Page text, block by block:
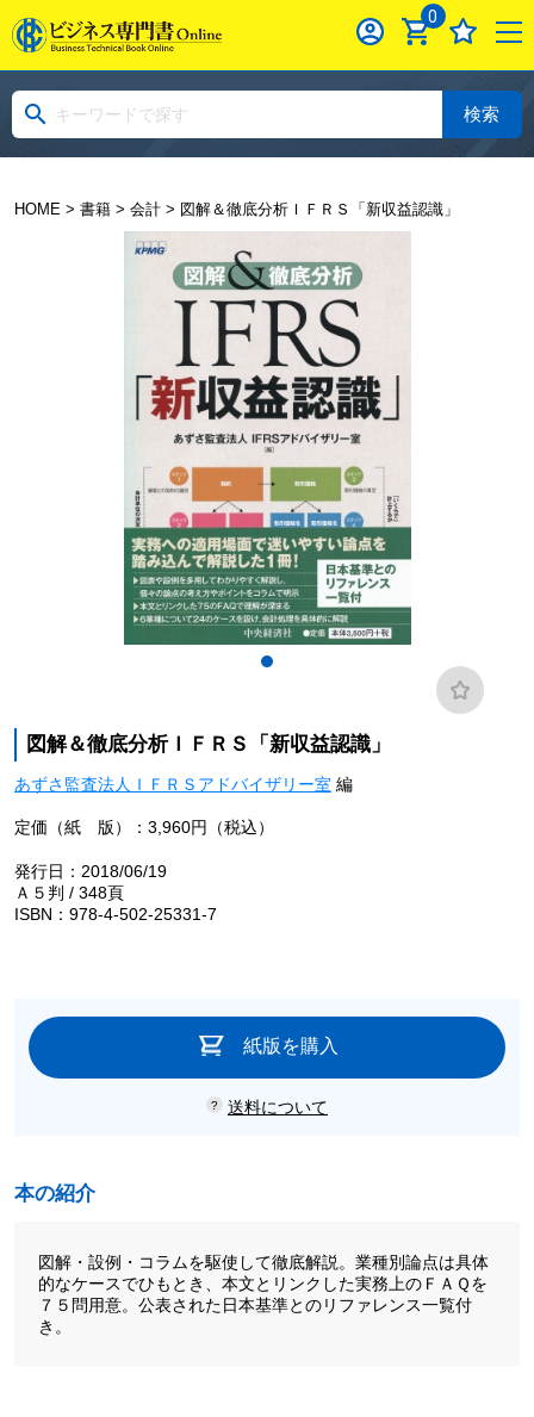
0
検索
HOME> 書籍> 会計> 図解＆徹底分析ＩＦＲＳ「新収益認識」
図解＆徹底分析ＩＦＲＳ「新収益認識」
あずさ監査法人ＩＦＲＳアドバイザリー室 編
定価（紙 版）：3,960円（税込）
発行日：2018/06/19
Ａ５判 / 348頁
ISBN：978-4-502-25331-7
紙版を購入
送料について
本の紹介
図解・設例・コラムを駆使して徹底解説。業種別論点は具体
的なケースでひもとき、本文とリンクした実務上のＦＡＱを
７５問用意。公表された日本基準とのリファレンス一覧付
き。